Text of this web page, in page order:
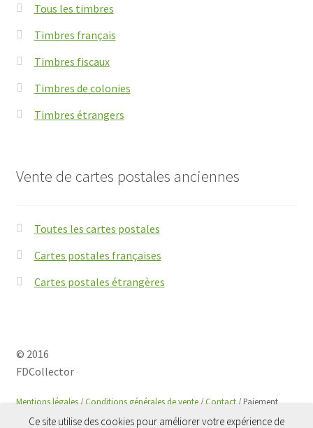
Tous les timbres
Timbres français
Timbres fiscaux
Timbres de colonies
Timbres étrangers
Vente de cartes postales anciennes
Toutes les cartes postales
Cartes postales françaises
Cartes postales étrangères
© 2016
FDCollector
Mentions légales/Conditions générales de vente/Contact/ Paiement
sécurisé avec
Paypal
Ce site utilise des cookies pour améliorer votre expérience de